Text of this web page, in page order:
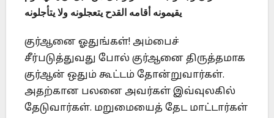
يقيمونه أقامه القدح يتعجلونه ولا يتأجلونه
குர்ஆனை ஓதுங்கள்! அம்பைச்
சீர்படுத்துவது போல் குர்ஆனை திருத்தமாக
குர்ஆன் ஒதும் கூட்டம் தோன்றுவார்கள்.
அதற்கான பலனை அவர்கள் இவ்வுலகில்
தேடுவார்கள். மறுமையைத் தேட மாட்டார்கள்